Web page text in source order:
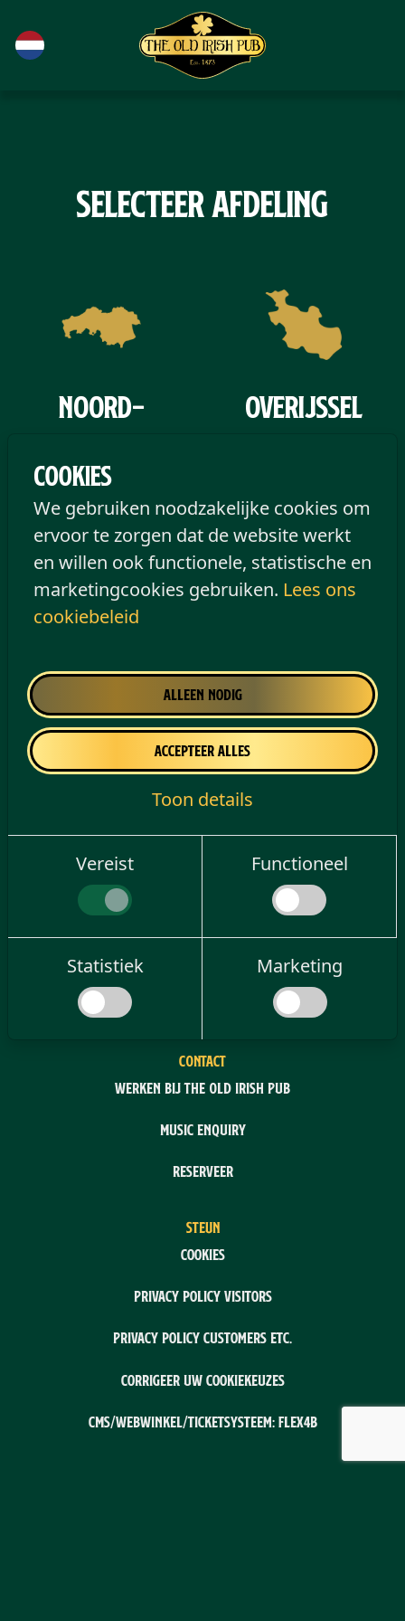
Ga naar de hoofdinhoud
Cookies
We gebruiken noodzakelijke cookies om
ervoor te zorgen dat de website werkt
en willen ook functionele, statistische en
marketingcookies gebruiken. Lees ons
cookiebeleid
Alleen nodig
Accepteer alles
Toon details
Vereist Functioneel
Statistiek Marketing
Selecteer afdeling
Noord-
Overijssel
MEER
Old Irish Pub Beleving
CONTACT
Werken bij The Old Irish Pub
Music enquiry
Reserveer
STEUN
Cookies
Privacy policy visitors
Privacy policy customers etc.
Corrigeer uw cookiekeuzes
CMS/webwinkel/ticketsysteem: Flex4B